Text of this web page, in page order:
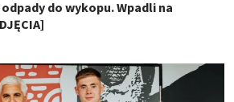
do wykopu. Wpadli na